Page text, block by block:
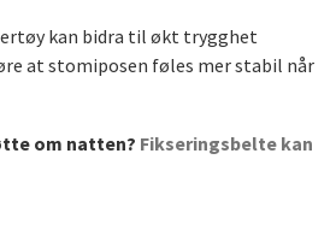
kan bidra til økt trygghet
at stomiposen føles mer stabil når
om natten? Fikseringsbelte kan